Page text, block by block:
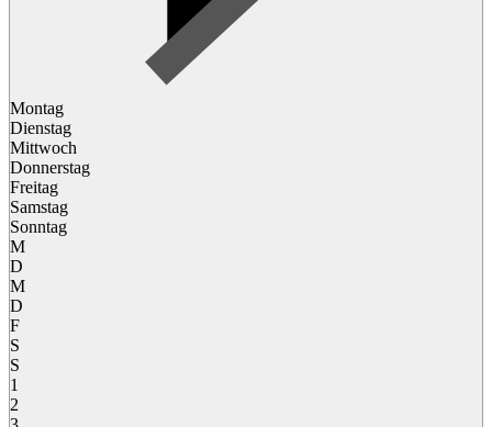
Montag
Dienstag
Mittwoch
Donnerstag
Freitag
Samstag
Sonntag
M
D
M
D
F
S
S
1
2